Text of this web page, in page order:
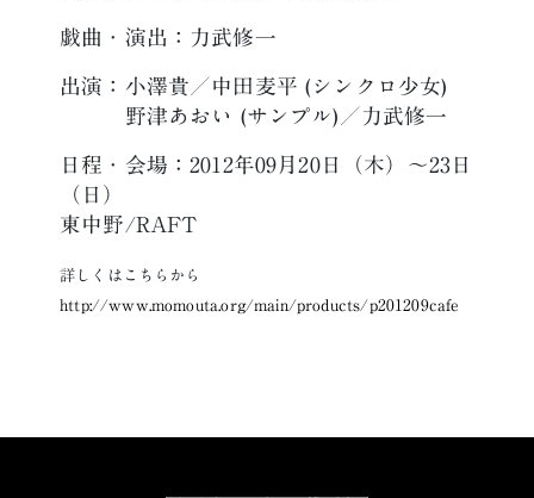
戯曲・演出：力武修一
出演：小澤貴／中田麦平 (シンクロ少女)
野津あおい (サンプル)／力武修一
日程・会場：2012年09月20日（木）〜23日
（日）
東中野/RAFT
詳しくはこちらから
http://www.momouta.org/main/products/p201209cafe